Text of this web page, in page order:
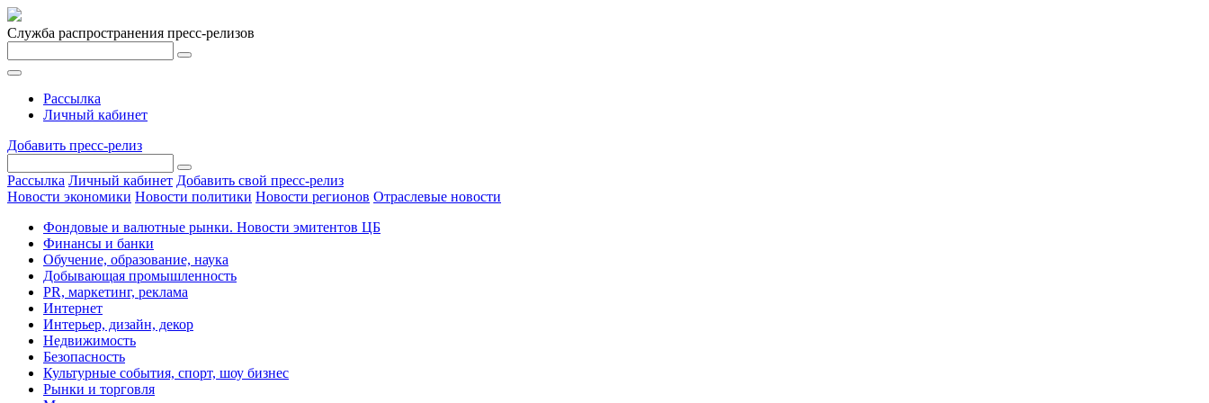
Служба распространения пресс-релизов
Рассылка
Личный кабинет
Добавить пресс-релиз
Рассылка Личный кабинет Добавить свой пресс-релиз
Новости экономики Новости политики Новости регионов Отраслевые новости
Фондовые и валютные рынки. Новости эмитентов ЦБ
Финансы и банки
Обучение, образование, наука
Добывающая промышленность
PR, маркетинг, реклама
Интернет
Интерьер, дизайн, декор
Недвижимость
Безопасность
Культурные события, спорт, шоу бизнес
Рынки и торговля